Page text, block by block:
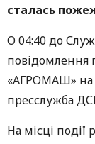
сталась
О 04:40 до
повідомлення
«АГРОМАШ» на
пресслужба
На місці